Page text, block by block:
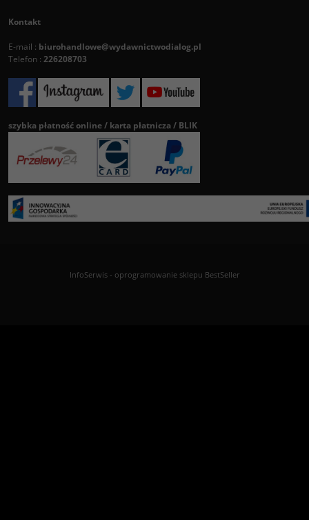
Kontakt
E-mail : biurohandlowe@wydawnictwodialog.pl
Telefon : 226208703
szybka płatność online / karta płatnicza / BLIK
InfoSerwis- oprogramowanie sklepu BestSeller